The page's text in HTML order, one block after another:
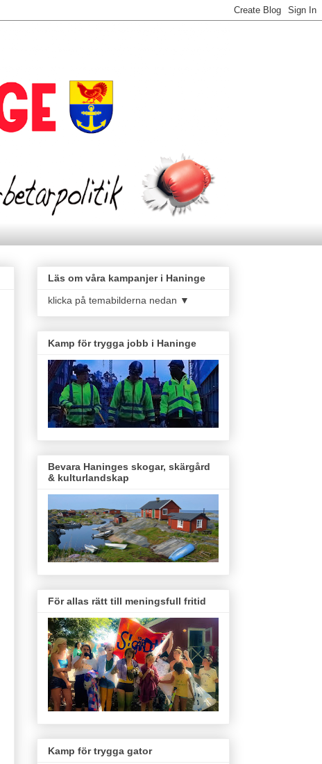
Läs om våra kampanjer i Haninge
klicka på temabilderna nedan ▼
Kamp för trygga jobb i Haninge
Bevara Haninges skogar, skärgård
& kulturlandskap
För allas rätt till meningsfull fritid
Kamp för trygga gator